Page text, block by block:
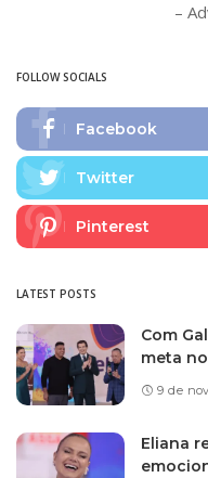
–
FOLLOW SOCIALS
Facebook
Twitter
Pinterest
LATEST POSTS
Com
meta
9 de
Eliana